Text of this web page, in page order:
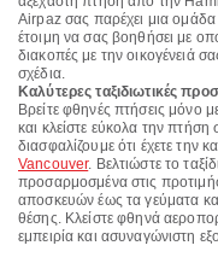
Airpaz σας παρέχει μια
έτοιμη να σας βοηθήσει με
διακοπές με την οικογένειά
σχέδια.
Καλύτερες ταξιδιωτικές
Βρείτε φθηνές πτήσεις μόνο
και κλείστε εύκολα την
διασφαλίζουμε ότι έχετε την
Vancouver. Βελτιώστε το
προσαρμοσμένα στις
αποσκευών έως τα γεύματα
θέσης. Κλείστε φθηνά
εμπειρία και ασυναγώνιστη